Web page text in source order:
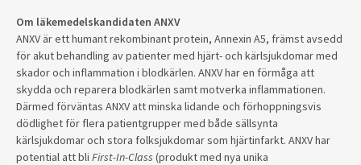
Om läkemedelskandidaten ANXV
ANXV är ett humant rekombinant protein, Annexin A5, främst avsedd
för akut behandling av patienter med hjärt- och kärlsjukdomar med
skador och inflammation i blodkärlen. ANXV har en förmåga att
skydda och reparera blodkärlen samt motverka inflammationen.
Därmed förväntas ANXV att minska lidande och förhoppningsvis
dödlighet för flera patientgrupper med både sällsynta
kärlsjukdomar och stora folksjukdomar som hjärtinfarkt. ANXV har
potential att bli First-In-Class (produkt med nya unika